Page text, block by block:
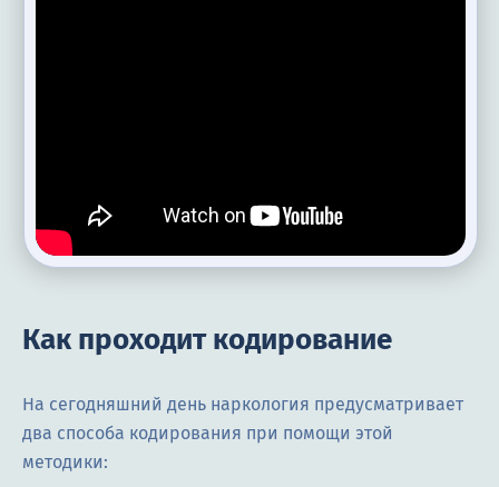
Как проходит кодирование
На сегодняшний день наркология предусматривает
два способа кодирования при помощи этой
методики: